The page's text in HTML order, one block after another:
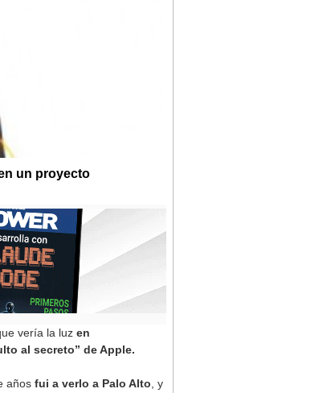
un proyecto
vería la luz en
al secreto” de Apple.
años fui a verlo a Palo Alto , y